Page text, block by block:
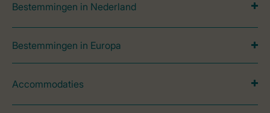
Bestemmingen in Nederland
Bestemmingen in Europa
Accommodaties